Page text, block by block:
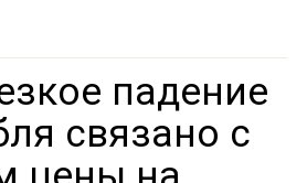
падение
связано с